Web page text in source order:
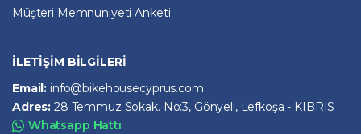
Müşteri Memnuniyeti Anketi
İLETİŞİM BİLGİLERİ
Email: info@bikehousecyprus.com
Adres:28 Temmuz Sokak. No:3, Gönyeli, Lefkoşa - KIBRIS
Whatsapp Hattı